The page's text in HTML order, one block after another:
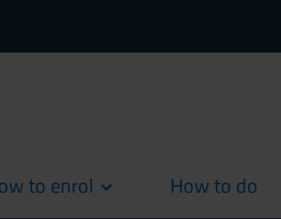
to enrol How to do
current